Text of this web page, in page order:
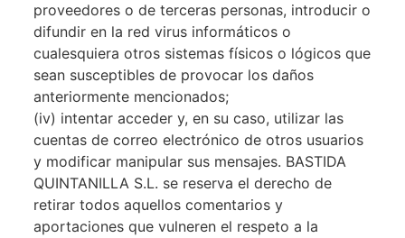
proveedores o de terceras personas, introducir o
difundir en la red virus informáticos o
cualesquiera otros sistemas físicos o lógicos que
sean susceptibles de provocar los daños
anteriormente mencionados;
(iv) intentar acceder y, en su caso, utilizar las
cuentas de correo electrónico de otros usuarios
y modificar manipular sus mensajes. BASTIDA
QUINTANILLA S.L. se reserva el derecho de
retirar todos aquellos comentarios y
aportaciones que vulneren el respeto a la